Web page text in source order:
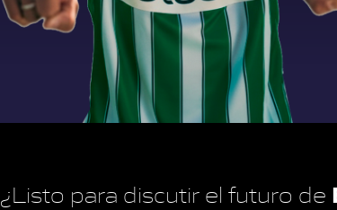
¿Listo para discutir el futuro de